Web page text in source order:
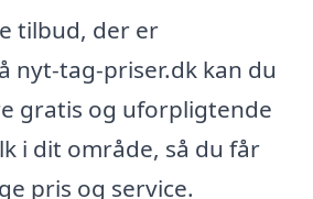
tilbud, der er
nyt-tag-priser.dk kan du
gratis og uforpligtende
i dit område, så du får
pris og service.